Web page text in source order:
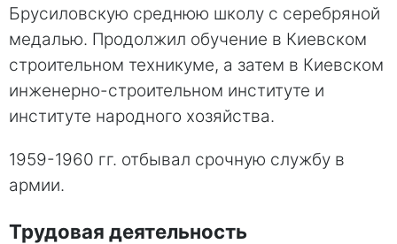
Брусиловскую среднюю школу с серебряной
медалью. Продолжил обучение в Киевском
строительном техникуме, а затем в Киевском
инженерно-строительном институте и
институте народного хозяйства.
1959-1960 гг. отбывал срочную службу в
армии.
Трудовая деятельность